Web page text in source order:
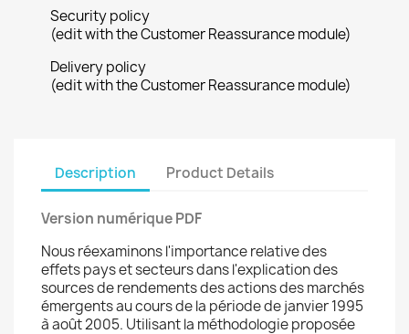
Security policy
(edit with the Customer Reassurance module)
Delivery policy
(edit with the Customer Reassurance module)
Description Product Details
Version numérique PDF
Nous réexaminons l'importance relative des
effets pays et secteurs dans l'explication des
sources de rendements des actions des marchés
émergents au cours de la période de janvier 1995
à août 2005. Utilisant la méthodologie proposée